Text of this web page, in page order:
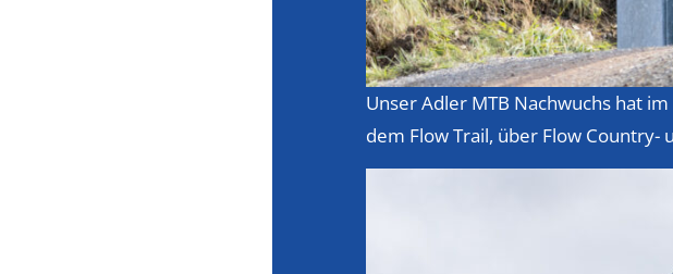
Unser Adler MTB Nachwuchs hat
dem Flow Trail, über Flow